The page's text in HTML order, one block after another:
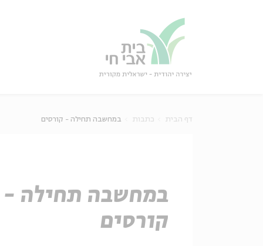
דף הבית כתבות במחשבה תחילה - קורסים
במחשבה תחילה -
קורסים